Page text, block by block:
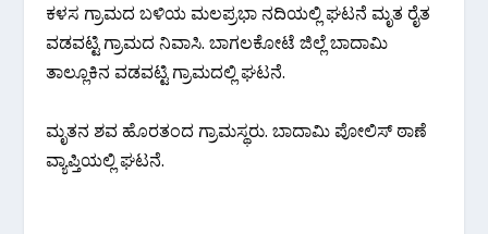
ಕಳಸ ಗ್ರಾಮದ ಬಳಿಯ ಮಲಪ್ರಭಾ ನದಿಯಲ್ಲಿ ಘಟನೆ ಮೃತ‌ ರೈತ
ವಡವಟ್ಟಿ ಗ್ರಾಮದ ನಿವಾಸಿ. ಬಾಗಲಕೋಟೆ ಜಿಲ್ಲೆ ಬಾದಾಮಿ
ತಾಲ್ಲೂಕಿನ ವಡವಟ್ಟಿ ಗ್ರಾಮದಲ್ಲಿ ಘಟನೆ.
ಮೃತನ ಶವ ಹೊರತಂದ ಗ್ರಾಮಸ್ಥರು. ಬಾದಾಮಿ ಪೋಲಿಸ್ ಠಾಣೆ
ವ್ಯಾಪ್ತಿಯಲ್ಲಿ ಘಟನೆ‌.